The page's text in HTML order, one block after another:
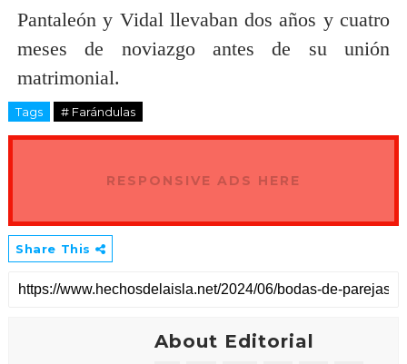
Pantaleón y Vidal llevaban dos años y cuatro
meses de noviazgo antes de su unión
matrimonial.
Tags # Farándulas
RESPONSIVE ADS HERE
Share This
About Editorial